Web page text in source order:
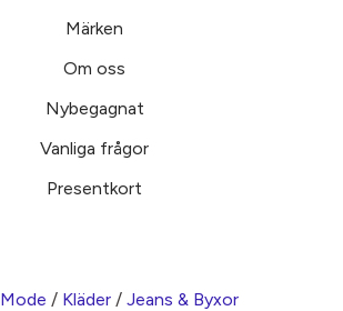
Märken
Om oss
Nybegagnat
Vanliga frågor
Presentkort
Mode / Kläder / Jeans & Byxor